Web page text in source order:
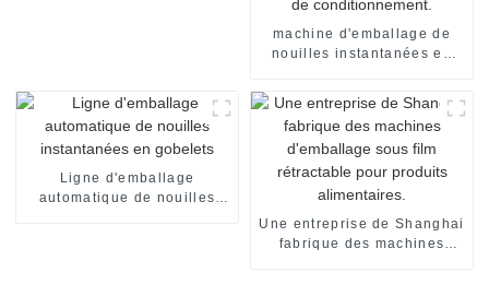
machine d'emballage de
nouilles instantanées en
carton, pour emballage de
nouilles instantanées en
sachets individuels. Ligne
de production de
conditionnement.
Ligne d'emballage
automatique de nouilles
Une entreprise de Shanghai
fabrique des machines